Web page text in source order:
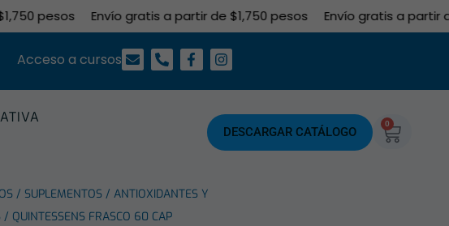
pesos Envío gratis a partir de $1,750 pesos Envío gratis a partir de
Acceso a cursos
DESCARGAR CATÁLOGO
0
/ SUPLEMENTOS / ANTIOXIDANTES Y
/ QUINTESSENS FRASCO 60 CAP